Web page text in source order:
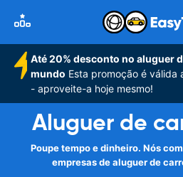
Até 20% desconto no aluguer
mundo Esta promoção é válida
- aproveite-a hoje mesmo!
Aluguer de
Poupe tempo e dinheiro. Nós
empresas de aluguer de